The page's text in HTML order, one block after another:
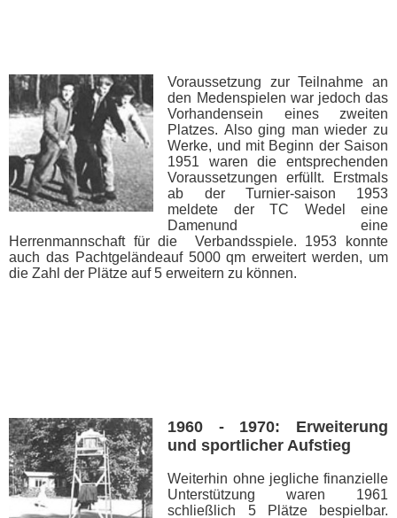
Voraussetzung zur Teilnahme an
den Medenspielen war jedoch das
Vorhandensein eines zweiten
Platzes. Also ging man wieder zu
Werke, und mit Beginn der Saison
1951 waren die entsprechenden
Voraussetzungen erfüllt. Erstmals
ab der Turnier-saison 1953
meldete der TC Wedel eine
Damenund eine
Herrenmannschaft für die Verbandsspiele. 1953 konnte
auch das Pachtgeländeauf 5000 qm erweitert werden, um
die Zahl der Plätze auf 5 erweitern zu können.
1960 - 1970: Erweiterung
und sportlicher Aufstieg
Weiterhin ohne jegliche finanzielle
Unterstützung waren 1961
schließlich 5 Plätze bespielbar.